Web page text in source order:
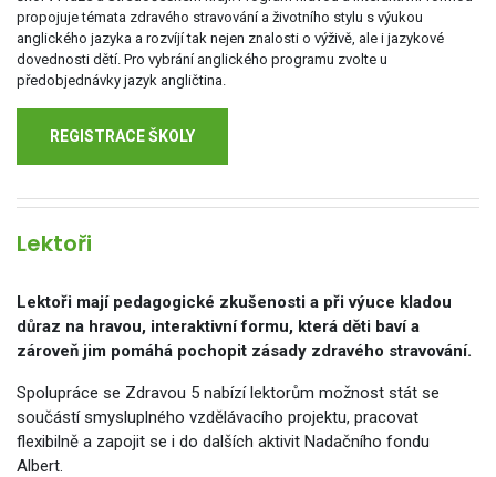
propojuje témata zdravého stravování a životního stylu s výukou
anglického jazyka a rozvíjí tak nejen znalosti o výživě, ale i jazykové
dovednosti dětí. Pro vybrání anglického programu zvolte u
předobjednávky jazyk angličtina.
REGISTRACE ŠKOLY
Lektoři
Lektoři mají pedagogické zkušenosti a při výuce kladou
důraz na hravou, interaktivní formu, která děti baví a
zároveň jim pomáhá pochopit zásady zdravého stravování.
Spolupráce se Zdravou 5 nabízí lektorům možnost stát se
součástí smysluplného vzdělávacího projektu, pracovat
flexibilně a zapojit se i do dalších aktivit Nadačního fondu
Albert.